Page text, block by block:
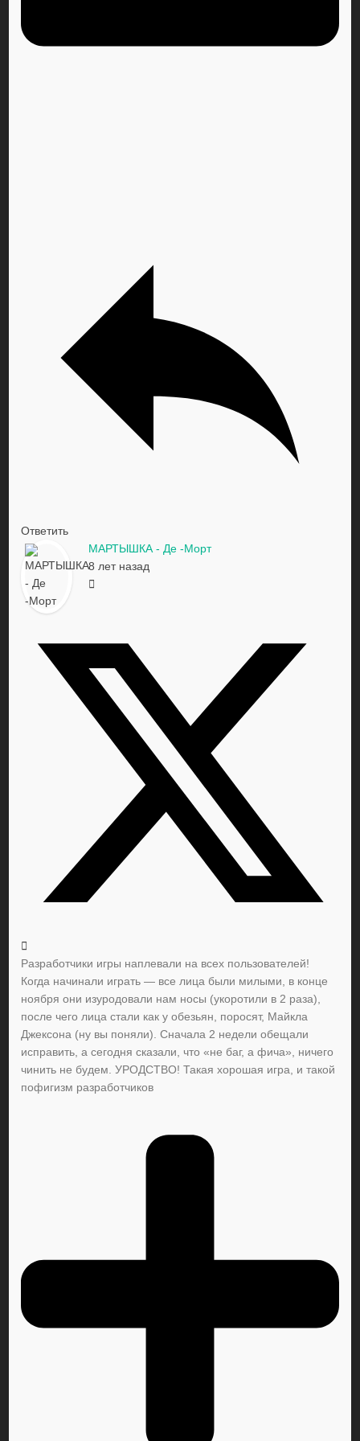
Ответить
МАРТЫШКА - Де -Морт
8 лет назад
Разработчики игры наплевали на всех пользователей!
Когда начинали играть — все лица были милыми, в конце
ноября они изуродовали нам носы (укоротили в 2 раза),
после чего лица стали как у обезьян, поросят, Майкла
Джексона (ну вы поняли). Сначала 2 недели обещали
исправить, а сегодня сказали, что «не баг, а фича», ничего
чинить не будем. УРОДСТВО! Такая хорошая игра, и такой
пофигизм разработчиков